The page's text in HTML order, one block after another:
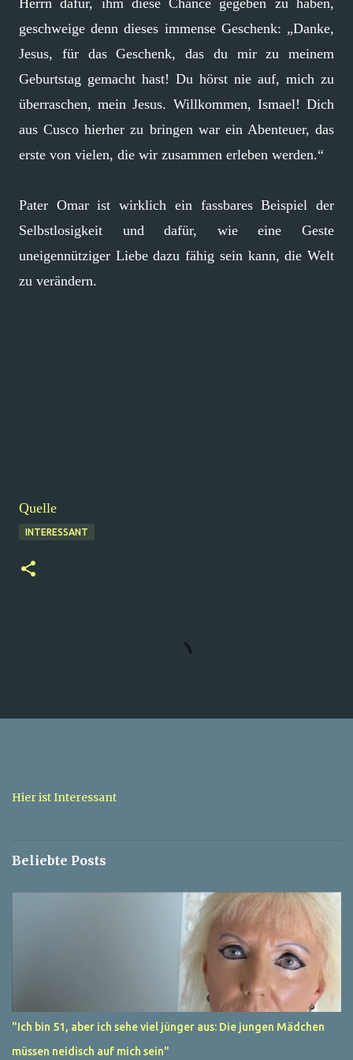
Herrn dafür, ihm diese Chance gegeben zu haben,
geschweige denn dieses immense Geschenk: „Danke,
Jesus, für das Geschenk, das du mir zu meinem
Geburtstag gemacht hast! Du hörst nie auf, mich zu
überraschen, mein Jesus. Willkommen, Ismael! Dich
aus Cusco hierher zu bringen war ein Abenteuer, das
erste von vielen, die wir zusammen erleben werden.“
Pater Omar ist wirklich ein fassbares Beispiel der
Selbstlosigkeit und dafür, wie eine Geste
uneigennütziger Liebe dazu fähig sein kann, die Welt
zu verändern.
Quelle
INTERESSANT
a
Hier ist Interessant
Beliebte Posts
"Ich bin 51, aber ich sehe viel jünger aus: Die jungen Mädchen
müssen neidisch auf mich sein"